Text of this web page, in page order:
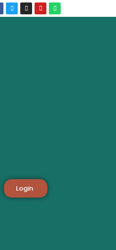
Login